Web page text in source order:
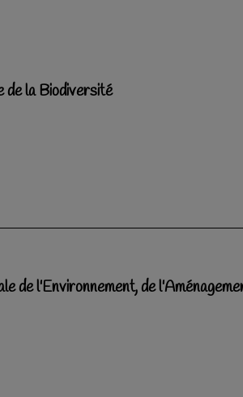
de la Biodiversité
de l'Environnement, de